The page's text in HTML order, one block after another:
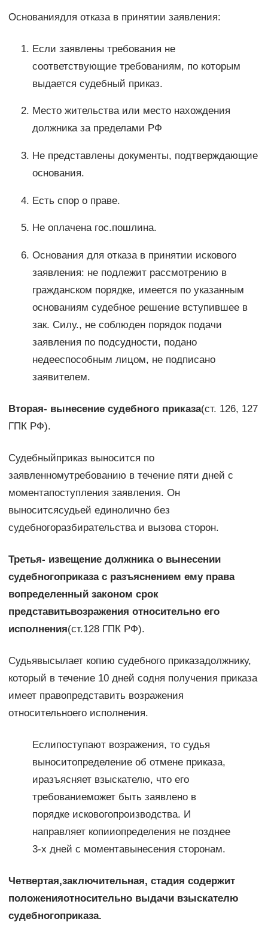
Основаниядля отказа в принятии заявления:
Если заявлены требования не
соответствующие требованиям, по которым
выдается судебный приказ.
Место жительства или место нахождения
должника за пределами РФ
Не представлены документы, подтверждающие
основания.
Есть спор о праве.
Не оплачена гос.пошлина.
Основания для отказа в принятии искового
заявления: не подлежит рассмотрению в
гражданском порядке, имеется по указанным
основаниям судебное решение вступившее в
зак. Силу., не соблюден порядок подачи
заявления по подсудности, подано
недееспособным лицом, не подписано
заявителем.
Вторая- вынесение судебного приказа(ст. 126, 127
ГПК РФ).
Судебныйприказ выносится по
заявленномутребованию в течение пяти дней с
моментапоступления заявления. Он
выноситсясудьей единолично без
судебногоразбирательства и вызова сторон.
Третья- извещение должника о вынесении
судебногоприказа с разъяснением ему права
вопределенный законом срок
представитьвозражения относительно его
исполнения(ст.128 ГПК РФ).
Судьявысылает копию судебного приказадолжнику,
который в течение 10 дней содня получения приказа
имеет правопредставить возражения
относительноего исполнения.
Еслипоступают возражения, то судья
выноситопределение об отмене приказа,
иразъясняет взыскателю, что его
требованиеможет быть заявлено в
порядке исковогопроизводства. И
направляет копииопределения не позднее
3-х дней с моментавынесения сторонам.
Четвертая,заключительная, стадия содержит
положенияотносительно выдачи взыскателю
судебногоприказа.